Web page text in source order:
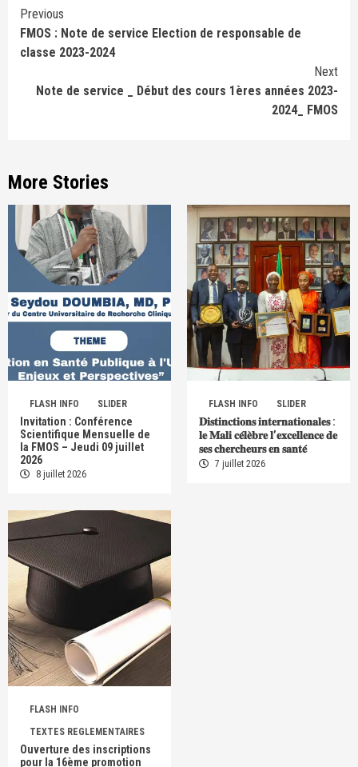
Continue
Reading
Previous
FMOS : Note de service Election de responsable de
classe 2023-2024
Next
Note de service _ Début des cours 1ères années 2023-
2024_ FMOS
More Stories
FLASH INFO SLIDER
Invitation : Conférence
Scientifique Mensuelle de
la FMOS – Jeudi 09 juillet
2026
8 juillet 2026
FLASH INFO SLIDER
𝐃𝐢𝐬𝐭𝐢𝐧𝐜𝐭𝐢𝐨𝐧𝐬 𝐢𝐧𝐭𝐞𝐫𝐧𝐚𝐭𝐢𝐨𝐧𝐚𝐥𝐞𝐬 :
𝐥𝐞 𝐌𝐚𝐥𝐢 𝐜𝐞́𝐥𝐞̀𝐛𝐫𝐞 𝐥’𝐞𝐱𝐜𝐞𝐥𝐥𝐞𝐧𝐜𝐞 𝐝𝐞
𝐬𝐞𝐬 𝐜𝐡𝐞𝐫𝐜𝐡𝐞𝐮𝐫𝐬 𝐞𝐧 𝐬𝐚𝐧𝐭𝐞́
7 juillet 2026
FLASH INFO
TEXTES REGLEMENTAIRES
Ouverture des inscriptions
pour la 16ème promotion